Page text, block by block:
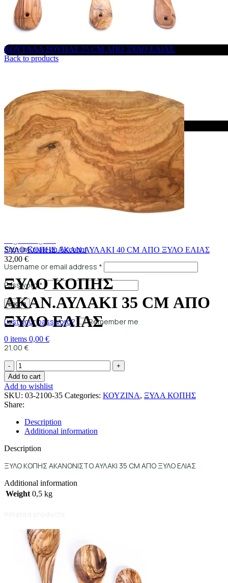
Menu
Sign inCreate an Account
Username or email address *
Password*
Log in
Lost your password? Remember me
0 items 0,00 €
ΚΟΥΤΑΛΑ ΣΟΥΠΑΣ 25 CM ΑΠΟ ΞΥΛΟ ΕΛΙΑΣ
Back to products
ΞΥΛΟ ΚΟΠΗΣ ΑΚΑΝ.ΑΥΛΑΚΙ 40 CM ΑΠΟ ΞΥΛΟ ΕΛΙΑΣ
32,00 €
ΞΥΛΟ ΚΟΠΗΣ
ΑΚΑΝ.ΑΥΛΑΚΙ 35 CM ΑΠΟ
ΞΥΛΟ ΕΛΙΑΣ
21,00 €
Add to cart
Add to wishlist
SKU: 03-2100-35 Categories: ΚΟΥΖΙΝΑ, ΞΥΛΑ ΚΟΠΗΣ
Share:
Description
Additional information
Description
ΞΥΛΟ ΚΟΠΗΣ ΑΚΑΝΟΝΙΣΤΟ ΑΥΛΑΚΙ 35 CM ΑΠΟ ΞΥΛΟ ΕΛΙΑΣ
Additional information
Weight 0,5 kg